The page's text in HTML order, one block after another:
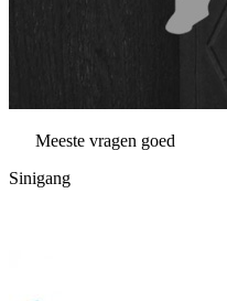
Meeste vragen goed
Sinigang